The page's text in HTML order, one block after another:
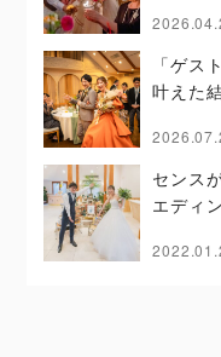
「ゲス
叶えた
センス
エディ